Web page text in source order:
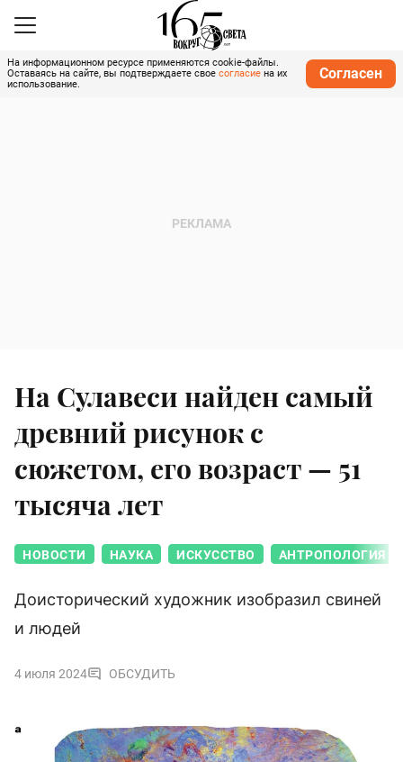
На информационном ресурсе применяются cookie-файлы.
Оставаясь на сайте, вы подтверждаете свое согласие на их
использование.
Согласен
На Сулавеси найден самый
древний рисунок с
сюжетом, его возраст — 51
тысяча лет
НОВОСТИ НАУКА ИСКУССТВО АНТРОПОЛОГИЯ
Доисторический художник изобразил свиней
и людей
4 июля 2024 ОБСУДИТЬ